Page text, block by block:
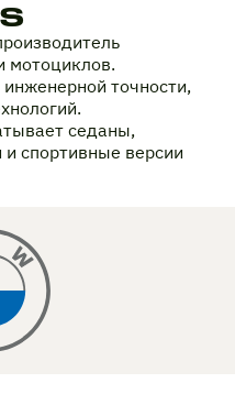
мотоциклов.
точности,
седаны,
спортивные версии